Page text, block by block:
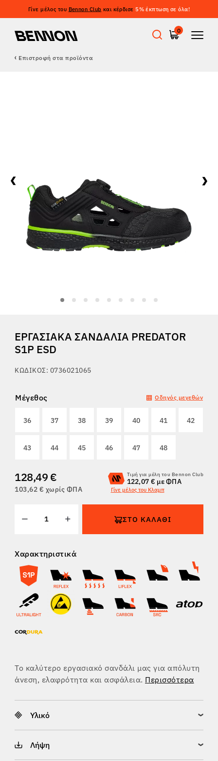
Γίνε μέλος του Bennon Club και κέρδισε 5% έκπτωση σε όλα!
0
Outdoor
Casual παπούτσια
Tactical
ΣΧΕΤΙΚΆ ΜΕ ΕΜΆΣ
ΕΠΙΣΤΡΟΦΈΣ
Επιστροφή στα προϊόντα
ΕΡΓΑΣΙΑΚΆ ΣΑΝΔΆΛΙΑ PREDATOR
S1P ESD
ΚΩΔΙΚΌΣ: 0736021065
Μέγεθος Οδηγός μεγεθών
36 37 38 39 40 41 42
43 44 45 46 47 48
128,49 €
103,62 € χωρίς ΦΠΑ
Τιμή για μέλη του Bennon Club
122,07 € με ΦΠΑ
Γίνε μέλος του Κλαμπ
ΣΤΟ ΚΑΛΆΘΙ
Χαρακτηριστικά
Το καλύτερο εργασιακό σανδάλι μας για απόλυτη
άνεση, ελαφρότητα και ασφάλεια. Περισσότερα
Υλικό
Λήψη